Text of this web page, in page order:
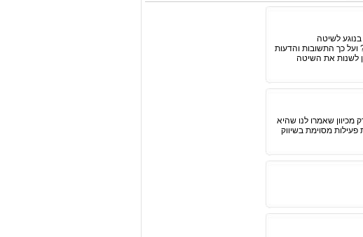
לשיטה
כך התשובות והדעות
לשנות את השיטה
מכיוון שאמרו לנו שהיא
מסוימת בשיווק